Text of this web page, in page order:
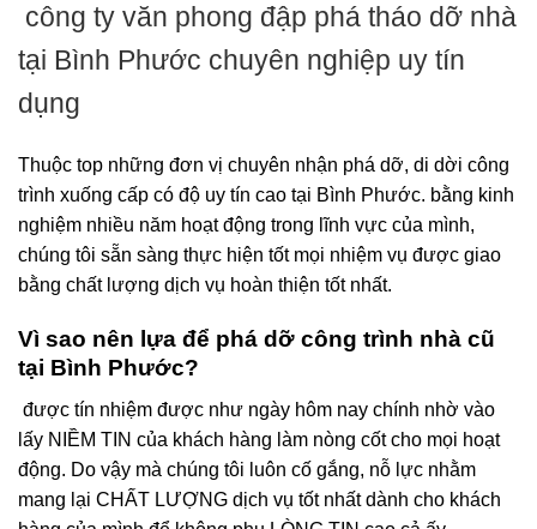
công ty văn phong đập phá tháo dỡ nhà
tại Bình Phước chuyên nghiệp uy tín
dụng
Thuộc top những đơn vị chuyên nhận phá dỡ, di dời công
trình xuống cấp có độ uy tín cao tại Bình Phước. bằng kinh
nghiệm nhiều năm hoạt động trong lĩnh vực của mình,
chúng tôi sẵn sàng thực hiện tốt mọi nhiệm vụ được giao
bằng chất lượng dịch vụ hoàn thiện tốt nhất.
Vì sao nên lựa để phá dỡ công trình nhà cũ
tại Bình Phước?
được tín nhiệm được như ngày hôm nay chính nhờ vào
lấy NIỀM TIN của khách hàng làm nòng cốt cho mọi hoạt
động. Do vậy mà chúng tôi luôn cố gắng, nỗ lực nhằm
mang lại CHẤT LƯỢNG dịch vụ tốt nhất dành cho khách